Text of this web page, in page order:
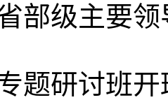
部级主要
题研讨班